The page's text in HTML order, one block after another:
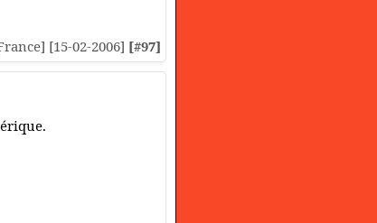
[15-02-2006] [#97]